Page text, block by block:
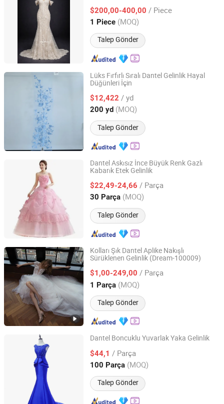
$200,00-400,00 / Piece
1 Piece (MOQ)
Talep Gönder
Jiangsu, China Fiyat 2026
Lüks Fırfırlı Sıralı Dantel Gelinlik Hayal
Düğünleri İçin
$12,422 / yd
200 yd (MOQ)
Talep Gönder
Weihai Sisco International Trade Co., Ltd
Shandong, China Fiyat 2025
Dantel Askısız İnce Büyük Renk Gazlı
Kabarık Etek Gelinlik
$22,49-24,66 / Parça
30 Parça (MOQ)
Talep Gönder
Qingdao Yuyi Industry and Trade Co., Ltd.
Shandong, China Fiyat 2025
Kolları Şık Dantel Aplike Nakışlı
Sürüklenen Gelinlik (Dream-100009)
$1,00-249,00 / Parça
1 Parça (MOQ)
Talep Gönder
Anhui Dream-China Technology Co., Ltd.
Anhui, China Fiyat 2015
Dantel Boncuklu Yuvarlak Yaka Gelinlik
$44,1 / Parça
100 Parça (MOQ)
Talep Gönder
Maxspeed Group Co., Ltd
Anhui, China Fiyat 2022